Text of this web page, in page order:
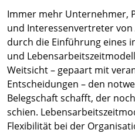
Immer mehr Unternehmer,
und Interessenvertreter
durch die Einführung eines
und
Weitsicht – gepaart mit
Entscheidungen – den
Belegschaft schafft, der
schien.
Flexibilität bei der